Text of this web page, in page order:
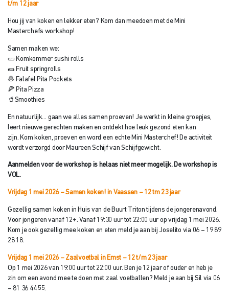
t/m 12 jaar
Hou jij van koken en lekker eten? Kom dan meedoen met de Mini
Masterchefs workshop!
Samen maken we:
🥒 Komkommer sushi rolls
🌯 Fruit springrolls
🧆 Falafel Pita Pockets
🍕 Pita Pizza
🥤Smoothies
En natuurlijk… gaan we alles samen proeven! Je werkt in kleine groepjes,
leert nieuwe gerechten maken en ontdekt hoe leuk gezond eten kan
zijn. Kom koken, proeven en word een echte Mini Masterchef! De activiteit
wordt verzorgd door Maureen Schijf van Schijfgewicht.
Aanmelden voor de workshop is helaas niet meer mogelijk. De workshop is
VOL.
Vrijdag 1 mei 2026 – Samen koken! in Vaassen – 12 tm 23 jaar
Gezellig samen koken in Huis van de Buurt Triton tijdens de jongerenavond.
Voor jongeren vanaf 12+. Vanaf 19:30 uur tot 22:00 uur op vrijdag 1 mei 2026.
Kom je ook gezellig mee koken en eten meld je aan bij Joselito via 06 – 19 89
28 18.
Vrijdag 1 mei 2026 – Zaalvoetbal in Emst – 12 t/m 23 jaar
Op 1 mei 2026 van 19:00 uur tot 22:00 uur. Ben je 12 jaar of ouder en heb je
zin om een avond mee te doen met zaal voetballen? Meld je aan bij Sil via 06
– 81 36 44 55.